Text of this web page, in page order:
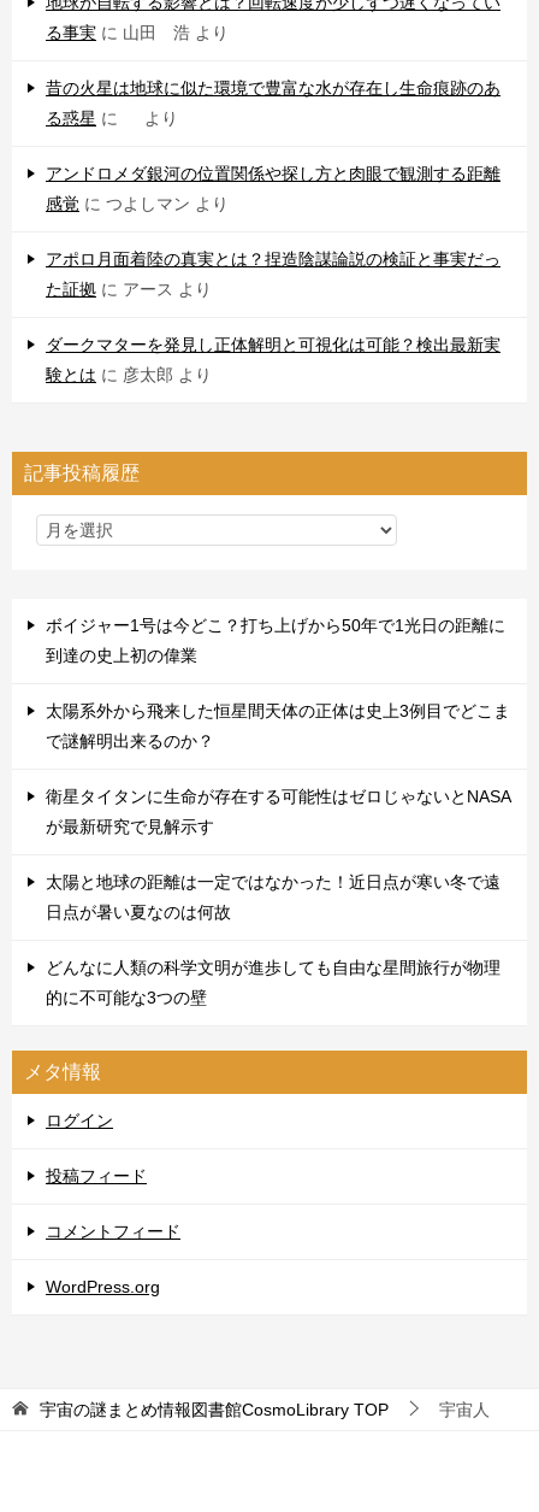
る事実 に 山田 浩 より
昔の火星は地球に似た環境で豊富な水が存在し生命痕跡のあ
る惑星 に より
アンドロメダ銀河の位置関係や探し方と肉眼で観測する距離
感覚 に つよしマン より
アポロ月面着陸の真実とは？捏造陰謀論説の検証と事実だっ
た証拠 に アース より
ダークマターを発見し正体解明と可視化は可能？検出最新実
験とは に 彦太郎 より
記事投稿履歴
ボイジャー1号は今どこ？打ち上げから50年で1光日の距離に
到達の史上初の偉業
太陽系外から飛来した恒星間天体の正体は史上3例目でどこま
で謎解明出来るのか？
衛星タイタンに生命が存在する可能性はゼロじゃないとNASA
が最新研究で見解示す
太陽と地球の距離は一定ではなかった！近日点が寒い冬で遠
日点が暑い夏なのは何故
どんなに人類の科学文明が進歩しても自由な星間旅行が物理
的に不可能な3つの壁
メタ情報
ログイン
投稿フィード
コメントフィード
WordPress.org
宇宙の謎まとめ情報図書館CosmoLibrary TOP 宇宙人